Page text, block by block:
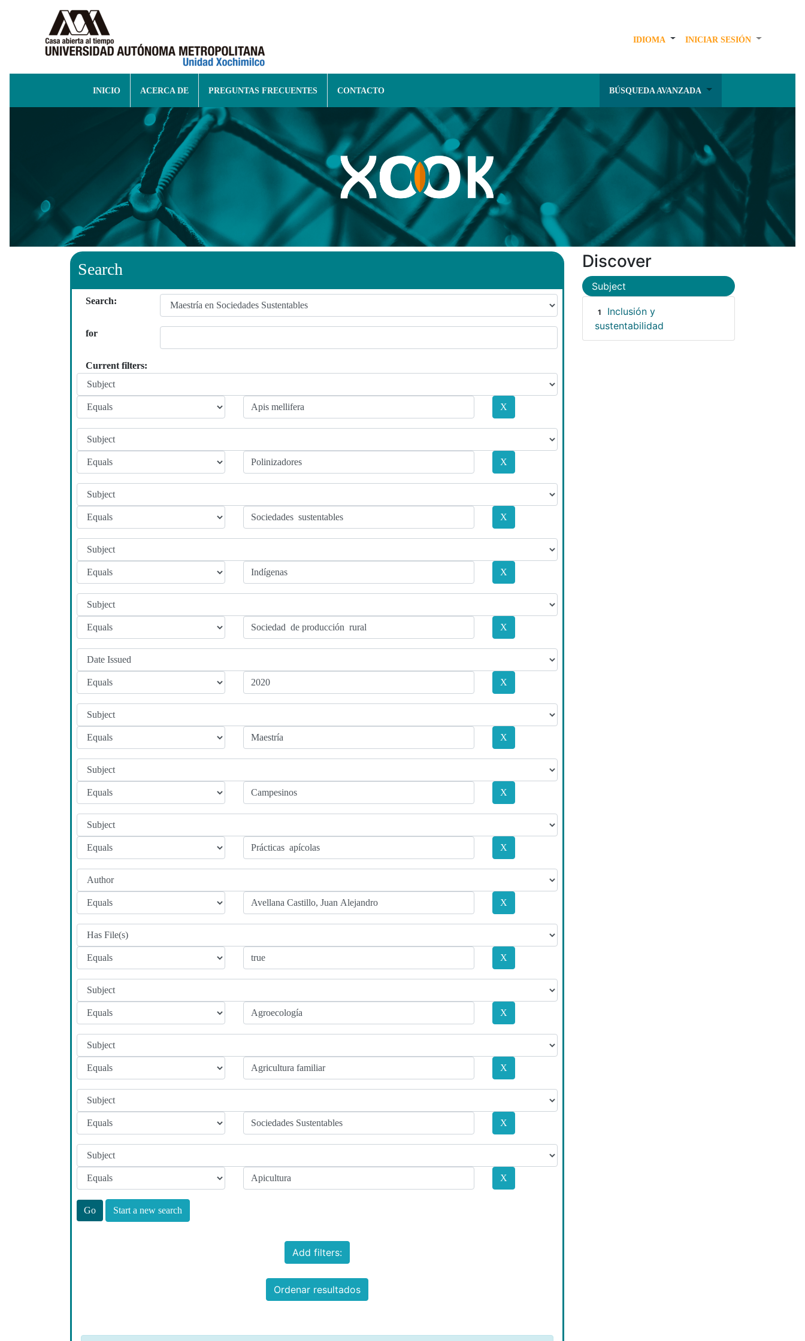
IDIOMA INICIAR SESIÓN
INICIO ACERCA DE PREGUNTAS FRECUENTES CONTACTO BÚSQUEDA AVANZADA
Search
Search:
for
Current filters:
Start a new search
Add filters:
Ordenar resultados
Discover
Subject
1
Inclusión y
sustentabilidad